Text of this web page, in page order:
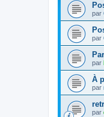
par
par
par
À
par
par